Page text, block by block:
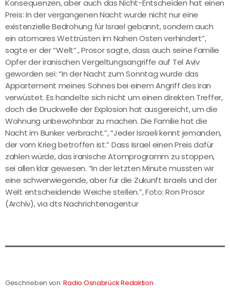
Konsequenzen, aber auch das Nicht-Entscheiden hat einen
Preis: In der vergangenen Nacht wurde nicht nur eine
existenzielle Bedrohung für Israel gebannt, sondern auch
ein atomares Wettrüsten im Nahen Osten verhindert”,
sagte er der “Welt”., Prosor sagte, dass auch seine Familie
Opfer der iranischen Vergeltungsangriffe auf Tel Aviv
geworden sei: “In der Nacht zum Sonntag wurde das
Appartement meines Sohnes bei einem Angriff des Iran
verwüstet. Es handelte sich nicht um einen direkten Treffer,
doch die Druckwelle der Explosion hat ausgereicht, um die
Wohnung unbewohnbar zu machen. Die Familie hat die
Nacht im Bunker verbracht.”, “Jeder Israeli kennt jemanden,
der vom Krieg betroffen ist.” Dass Israel einen Preis dafür
zahlen würde, das iranische Atomprogramm zu stoppen,
sei allen klar gewesen. “In der letzten Minute mussten wir
eine schwerwiegende, aber für die Zukunft Israels und der
Welt entscheidende Weiche stellen.”, Foto: Ron Prosor
(Archiv), via dts Nachrichtenagentur
Geschrieben von:Radio Osnabrück Redaktion